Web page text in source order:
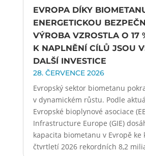
EVROPA DÍKY
ENERGETICKOU
VÝROBA VZROSTLA O 17
K NAPLNĚNÍ CÍLŮ JSOU
DALŠÍ INVESTICE
28. ČERVENCE 2026
Evropský sektor biometanu
v dynamickém růstu. Podle
Evropské bioplynové asociace
Infrastructure Europe (GIE)
kapacita biometanu v Evropě
čtvrtletí 2026 rekordních 8,2